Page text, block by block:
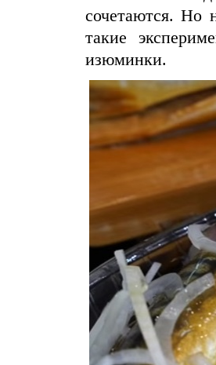
сочетаются. Но
такие
изюминки.